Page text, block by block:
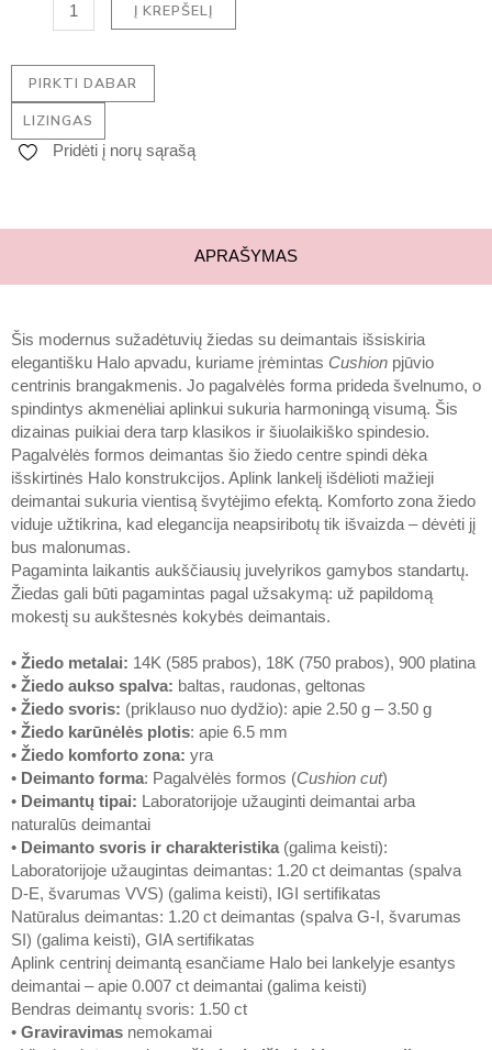
Į KREPŠELĮ
PIRKTI DABAR
LIZINGAS
Pridėti į norų sąrašą
APRAŠYMAS
Šis modernus sužadėtuvių žiedas su deimantais išsiskiria
elegantišku Halo apvadu, kuriame įrėmintas Cushion pjūvio
centrinis brangakmenis. Jo pagalvėlės forma prideda švelnumo, o
spindintys akmenėliai aplinkui sukuria harmoningą visumą. Šis
dizainas puikiai dera tarp klasikos ir šiuolaikiško spindesio.
Pagalvėlės formos deimantas šio žiedo centre spindi dėka
išskirtinės Halo konstrukcijos. Aplink lankelį išdėlioti mažieji
deimantai sukuria vientisą švytėjimo efektą. Komforto zona žiedo
viduje užtikrina, kad elegancija neapsiribotų tik išvaizda – dėvėti jį
bus malonumas.
Pagaminta laikantis aukščiausių juvelyrikos gamybos standartų.
Žiedas gali būti pagamintas pagal užsakymą: už papildomą
mokestį su aukštesnės kokybės deimantais.
• Žiedo metalai: 14K (585 prabos), 18K (750 prabos), 900 platina
• Žiedo aukso spalva: baltas, raudonas, geltonas
• Žiedo svoris: (priklauso nuo dydžio): apie 2.50 g – 3.50 g
• Žiedo karūnėlės plotis: apie 6.5 mm
• Žiedo komforto zona: yra
• Deimanto forma: Pagalvėlės formos (Cushion cut)
• Deimantų tipai: Laboratorijoje užauginti deimantai arba
naturalūs deimantai
• Deimanto svoris ir charakteristika (galima keisti):
Laboratorijoje užaugintas deimantas: 1.20 ct deimantas (spalva
D-E, švarumas VVS) (galima keisti), IGI sertifikatas
Natūralus deimantas: 1.20 ct deimantas (spalva G-I, švarumas
SI) (galima keisti), GIA sertifikatas
Aplink centrinį deimantą esančiame Halo bei lankelyje esantys
deimantai – apie 0.007 ct deimantai (galima keisti)
Bendras deimantų svoris: 1.50 ct
• Graviravimas nemokamai